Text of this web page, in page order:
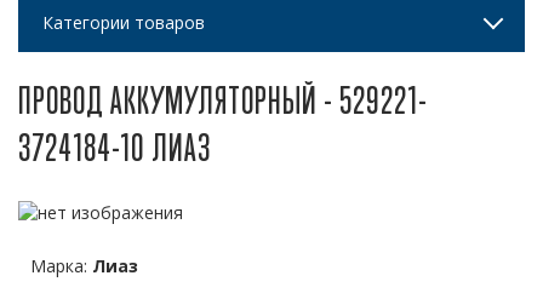
Категории товаров
ПРОВОД АККУМУЛЯТОРНЫЙ - 529221-
3724184-10 ЛИАЗ
Марка: Лиаз